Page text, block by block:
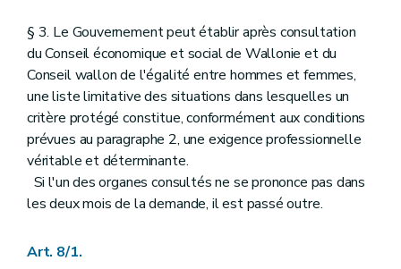
§ 3. Le Gouvernement peut établir après consultation
du Conseil économique et social de Wallonie et du
Conseil wallon de l'égalité entre hommes et femmes,
une liste limitative des situations dans lesquelles un
critère protégé constitue, conformément aux conditions
prévues au paragraphe 2, une exigence professionnelle
véritable et déterminante.
Si l'un des organes consultés ne se prononce pas dans
les deux mois de la demande, il est passé outre.
Art. 8/1.